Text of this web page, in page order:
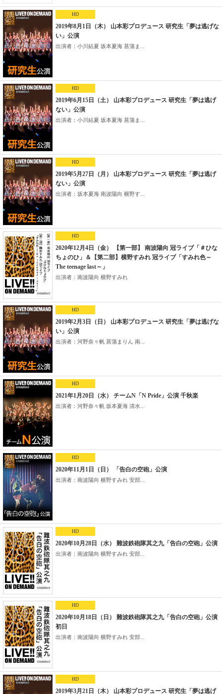
HD
2019年8月1日（木） 山本彩プロデュース 研究生「夢は逃げな
い」公演
出演者：小川結夏 坂本夏海 菖蒲ま...
HD
2019年6月15日（土） 山本彩プロデュース 研究生「夢は逃げ
ない」公演
出演者：小川結夏 坂本夏海 菖蒲ま...
HD
2019年5月27日（月） 山本彩プロデュース 研究生「夢は逃げ
ない」公演
出演者：坂本夏海 南波陽向 横野す...
HD
2020年12月4日（金） 【第一部】 南波陽向 冠ライブ「＃ひな
ちょのひ」＆【第二部】横野すみれ 冠ライブ「すみれ色～
The teenage last～」
出演者：南波陽向 横野すみれ
HD
2019年2月3日（日） 山本彩プロデュース 研究生「夢は逃げな
い」公演
出演者：河野奈々帆 菖蒲まりん 南...
HD
2021年1月20日（水） チームN「N Pride」公演 千秋楽
出演者：河野奈々帆 坂本夏海 清水...
HD
2020年11月1日（日） 「告白の空砲」公演
出演者：南波陽向 横野すみれ 安部...
HD
2020年10月28日（水） 難波鉄砲隊其之九「告白の空砲」公演
出演者：南波陽向 横野すみれ 安部...
HD
2020年10月18日（日） 難波鉄砲隊其之九「告白の空砲」公演
初日
出演者：南波陽向 横野すみれ 安部...
HD
2019年3月21日（木） 山本彩プロデュース 研究生「夢は逃げ